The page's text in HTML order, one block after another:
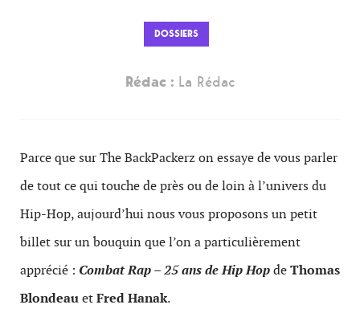
Chroniques
DOSSIERS
Rédac : La Rédac
Parce que sur The BackPackerz on essaye de vous parler
de tout ce qui touche de près ou de loin à l’univers du
Hip-Hop, aujourd’hui nous vous proposons un petit
billet sur un bouquin que l’on a particulièrement
apprécié : Combat Rap – 25 ans de Hip HopdeThomas
BlondeauetFred Hanak.